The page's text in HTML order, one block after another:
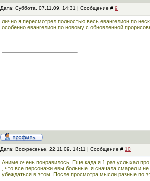
Дата: Суббота, 07.11.09, 14:31 | Сообщение # 9
лично я пересмотрел полностью весь евангелион по
особенно евангелион по новому с обновленной
---
Дата: Воскресенье, 22.11.09, 14:11 | Сообщение # 10
Аниме очень понравилось. Еще када я 1 раз услыхал
, что все персонажи евы больные. я сначала смарел и
убеждаться в этом. После просмотра мысли разные по